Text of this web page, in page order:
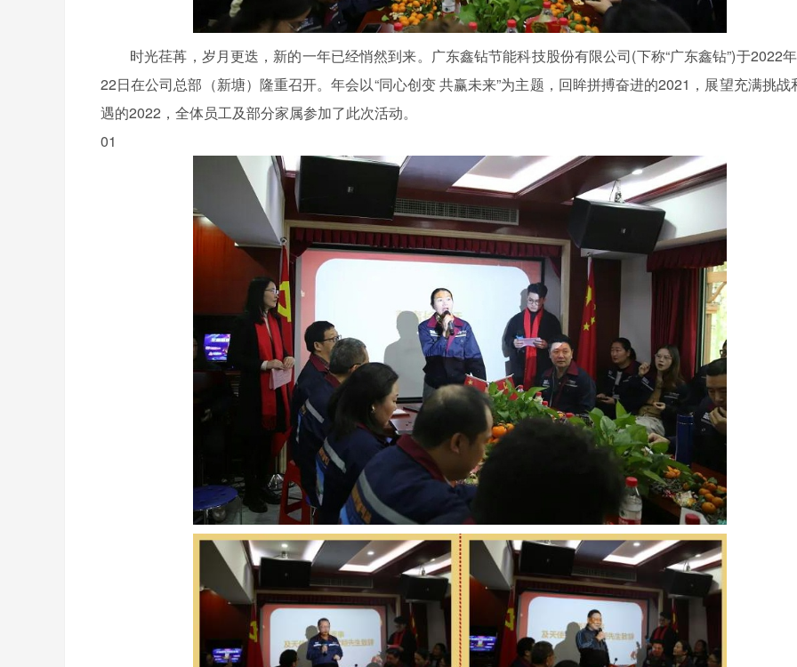
时光荏苒，岁月更迭，新的一年已经悄然到来。广东鑫钻节能科技股份有限公司(下称“广东鑫钻”)于2022
22日在公司总部（新塘）隆重召开。年会以“同心创变 共赢未来”为主题，回眸拼搏奋进的2021，展望充满挑战
遇的2022，全体员工及部分家属参加了此次活动。
01